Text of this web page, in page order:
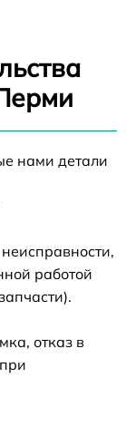
нами детали
работой
отказ в